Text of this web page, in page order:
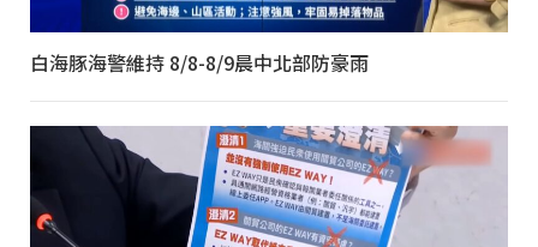
白海豚海警維持 8/8-8/9晨中北部防豪雨